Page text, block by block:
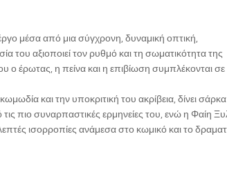
μέσα από μια σύγχρονη, δυναμική οπτική,
του αξιοποιεί τον ρυθμό και τη σωματικότητα της
έρωτας, η πείνα και η επιβίωση συμπλέκονται σε
και την υποκριτική του ακρίβεια, δίνει σάρκα
πιο συναρπαστικές ερμηνείες του, ενώ η Φαίη
ισορροπίες ανάμεσα στο κωμικό και το